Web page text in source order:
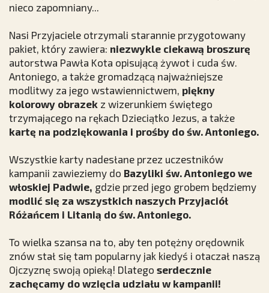
nieco zapomniany...
Nasi Przyjaciele otrzymali starannie przygotowany
pakiet, który zawiera: niezwykle ciekawą broszurę
autorstwa Pawła Kota opisującą żywot i cuda św.
Antoniego, a także gromadzącą najważniejsze
modlitwy za jego wstawiennictwem, piękny
kolorowy obrazek z wizerunkiem świętego
trzymającego na rękach Dzieciątko Jezus, a także
kartę na podziękowania i prośby do św. Antoniego.
Wszystkie karty nadesłane przez uczestników
kampanii zawieziemy do Bazyliki św. Antoniego we
włoskiej Padwie, gdzie przed jego grobem będziemy
modlić się za wszystkich naszych Przyjaciół
Różańcem i Litanią do św. Antoniego.
To wielka szansa na to, aby ten potężny orędownik
znów stał się tam popularny jak kiedyś i otaczał naszą
Ojczyznę swoją opieką! Dlatego serdecznie
zachęcamy do wzięcia udziału w kampanii!